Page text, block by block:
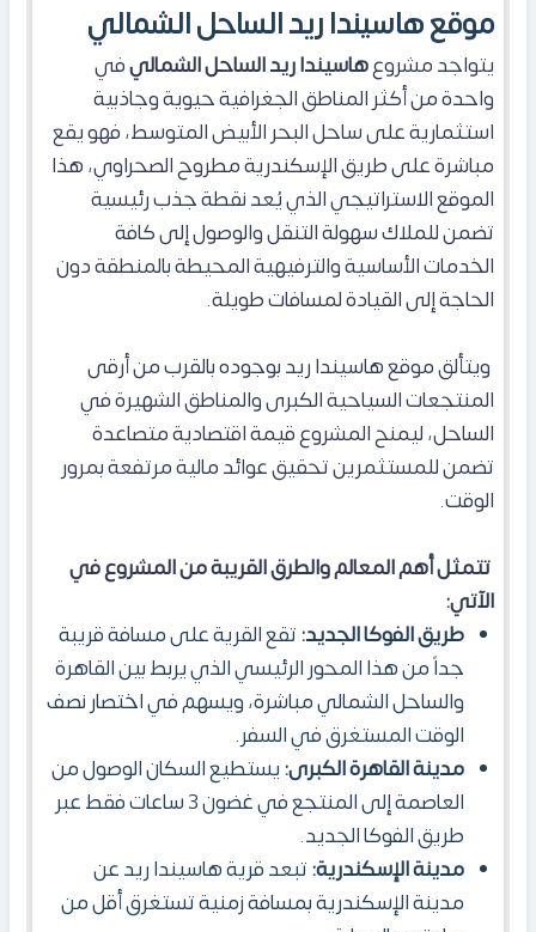
موقع هاسيندا ريد الساحل الشمالي
يتواجد مشروعهاسيندا ريد الساحل الشماليفي
واحدة من أكثر المناطق الجغرافية حيوية وجاذبية
استثمارية على ساحل البحر الأبيض المتوسط، فهو يقع
مباشرة على طريق الإسكندرية مطروح الصحراوي، هذا
الموقع الاستراتيجي الذي يُعد نقطة جذب رئيسية
تضمن للملاك سهولة التنقل والوصول إلى كافة
الخدمات الأساسية والترفيهية المحيطة بالمنطقة دون
الحاجة إلى القيادة لمسافات طويلة.
ويتألق موقع هاسيندا ريد بوجوده بالقرب من أرقى
المنتجعات السياحية الكبرى والمناطق الشهيرة في
الساحل، ليمنح المشروع قيمة اقتصادية متصاعدة
تضمن للمستثمرين تحقيق عوائد مالية مرتفعة بمرور
الوقت.
تتمثل أهم المعالم والطرق القريبة من المشروع في
الآتي:
طريق الفوكا الجديد:تقع القرية على مسافة قريبة
جداً من هذا المحور الرئيسي الذي يربط بين القاهرة
والساحل الشمالي مباشرة، ويسهم في اختصار نصف
الوقت المستغرق في السفر.
مدينة القاهرة الكبرى:يستطيع السكان الوصول من
العاصمة إلى المنتجع في غضون 3 ساعات فقط عبر
طريق الفوكا الجديد.
مدينة الإسكندرية:تبعد قرية هاسيندا ريد عن
مدينة الإسكندرية بمسافة زمنية تستغرق أقل من